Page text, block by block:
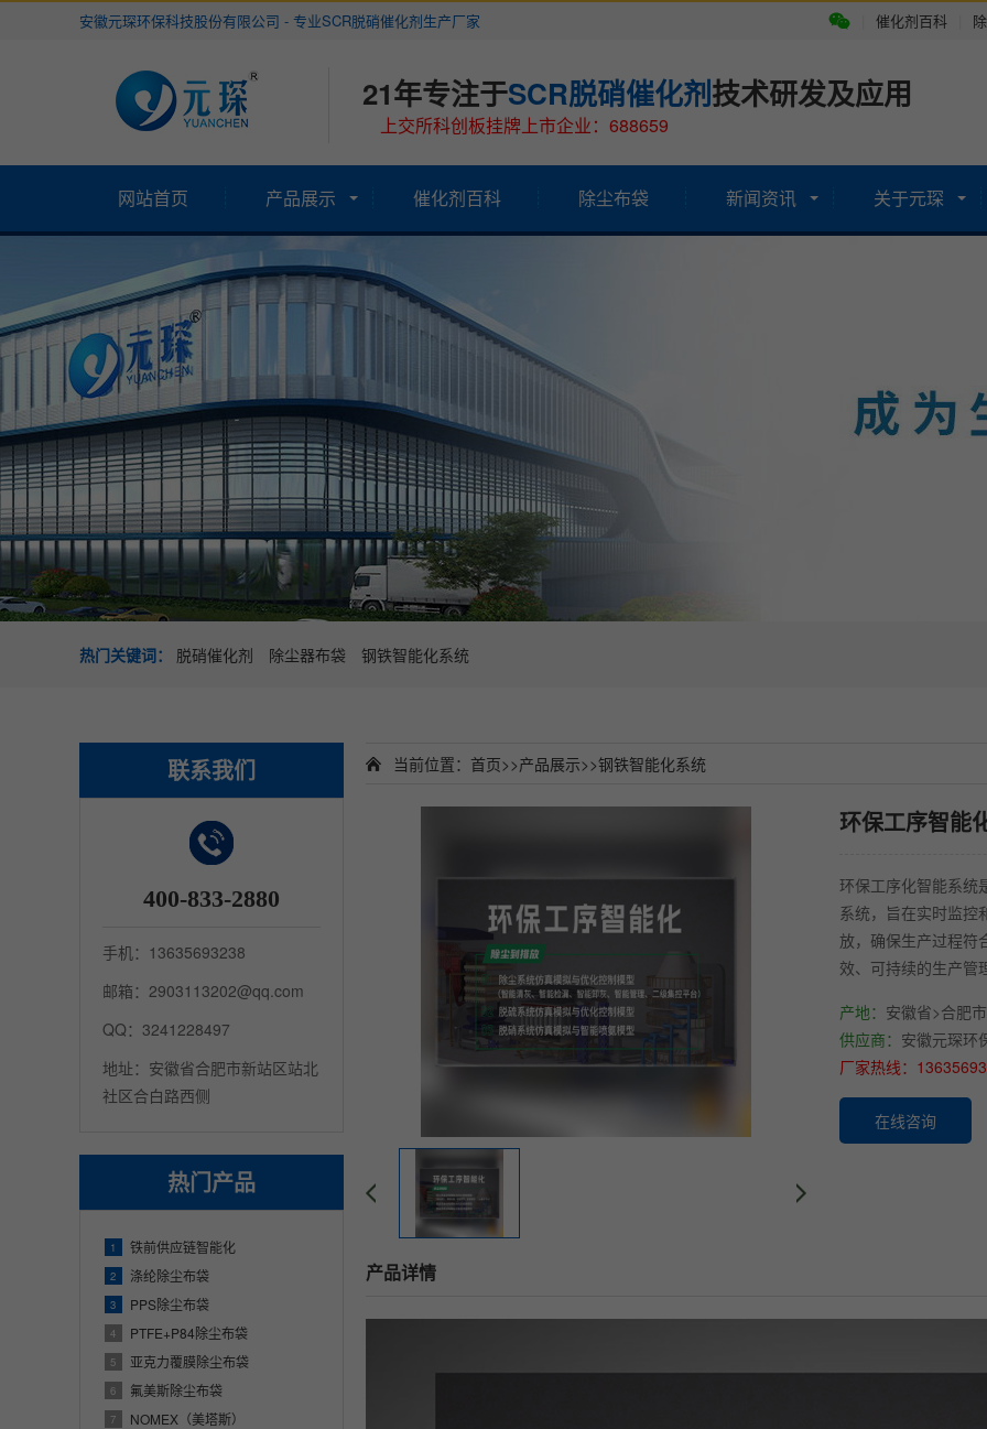
催化剂百科
安徽元琛环保科技股份有限公司 - 专业SCR脱硝催化剂生产厂家
21年专注于SCR脱硝催化剂技术研发及应用
上交所科创板挂牌上市企业：688659
网站首页 产品展示 催化剂百科 除尘布袋 新闻资讯 关于元琛
热门关键词： 脱硝催化剂 除尘器布袋 钢铁智能化系统
联系我们
400-833-2880
手机：13635693238
邮箱：2903113202@qq.com
QQ：3241228497
地址：安徽省合肥市新站区站北
社区合白路西侧
热门产品
1 铁前供应链智能化
2 涤纶除尘布袋
3 PPS除尘布袋
4 PTFE+P84除尘布袋
5 亚克力覆膜除尘布袋
6 氟美斯除尘布袋
7 NOMEX（美塔斯）
当前位置： 首页>>产品展示>>钢铁智能化系统
环保工序智能
环保工序化智能系统
系统，旨在实时监控
放，确保生产过程符
效、可持续的生产管
产地： 安徽省>合肥市
供应商： 安徽元琛环
厂家热线：
在线咨询
产品详情